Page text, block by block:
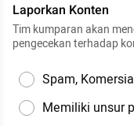
Laporkan Konten
Tim kumparan akan
pengecekan terhadap
Spam,
Memiliki unsur